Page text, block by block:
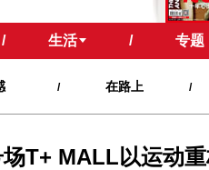
/ 生活 / 专题
/ 在路上 /
T+ MALL以运动